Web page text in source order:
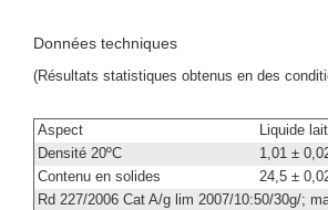
Données techniques
(Résultats statistiques obtenus en des
Aspect
Liquide
Densité 20ºC
1,01 ±
Contenu en solides
24,5 ±
Rd 227/2006 Cat A/g lim 2007/10:50/30g/;